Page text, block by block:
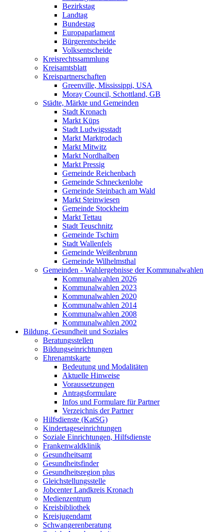
Bezirkstag
Landtag
Bundestag
Europaparlament
Bürgerentscheide
Volksentscheide
Kreisrechtssammlung
Kreisamtsblatt
Kreispartnerschaften
Greenville, Mississippi, USA
Moray Council, Schottland, GB
Städte, Märkte und Gemeinden
Stadt Kronach
Markt Küps
Stadt Ludwigsstadt
Markt Marktrodach
Markt Mitwitz
Markt Nordhalben
Markt Pressig
Gemeinde Reichenbach
Gemeinde Schneckenlohe
Gemeinde Steinbach am Wald
Markt Steinwiesen
Gemeinde Stockheim
Markt Tettau
Stadt Teuschnitz
Gemeinde Tschirn
Stadt Wallenfels
Gemeinde Weißenbrunn
Gemeinde Wilhelmsthal
Gemeinden - Wahlergebnisse der Kommunalwahlen
Kommunalwahlen 2026
Kommunalwahlen 2023
Kommunalwahlen 2020
Kommunalwahlen 2014
Kommunalwahlen 2008
Kommunalwahlen 2002
Bildung, Gesundheit und Soziales
Beratungsstellen
Bildungseinrichtungen
Ehrenamtskarte
Bedeutung und Modalitäten
Aktuelle Hinweise
Voraussetzungen
Antragsformulare
Infos und Formulare für Partner
Verzeichnis der Partner
Hilfsdienste (KatSG)
Kindertageseinrichtungen
Soziale Einrichtungen, Hilfsdienste
Frankenwaldklinik
Gesundheitsamt
Gesundheitsfinder
Gesundheitsregion plus
Gleichstellungsstelle
Jobcenter Landkreis Kronach
Medienzentrum
Kreisbibliothek
Kreisjugendamt
Schwangerenberatung